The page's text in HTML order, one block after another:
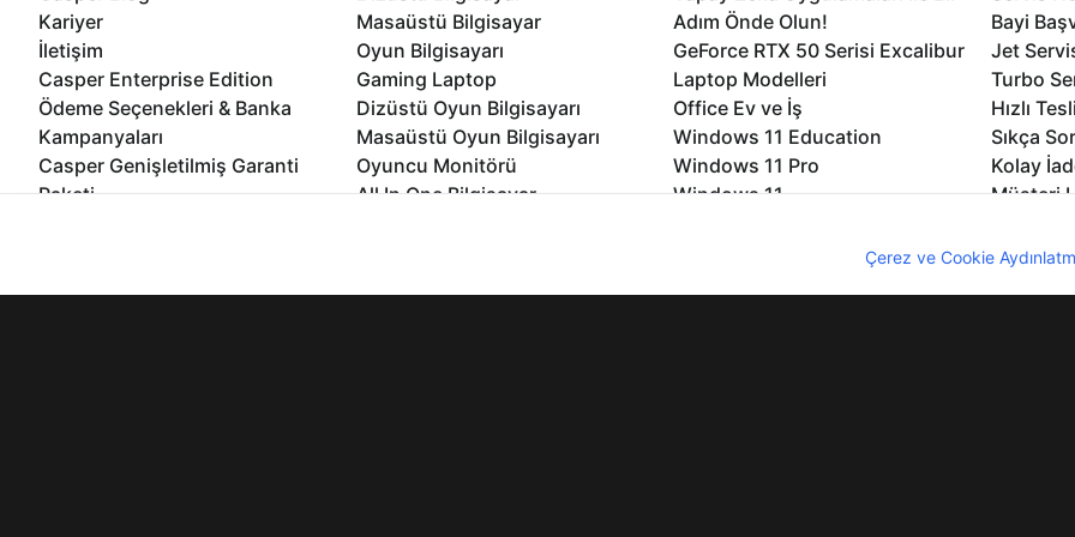
Kariyer
İletişim
Casper Enterprise Edition
Ödeme Seçenekleri & Banka
Kampanyaları
Casper Genişletilmiş Garanti
Paketi
Masaüstü Bilgisayar
Oyun Bilgisayarı
Gaming Laptop
Dizüstü Oyun Bilgisayarı
Masaüstü Oyun Bilgisayarı
Oyuncu Monitörü
All In One Bilgisayar
Adım Önde Olun!
GeForce RTX 50 Serisi Excalibur
Laptop Modelleri
Office Ev ve İş
Windows 11 Education
Windows 11 Pro
Windows 11
Excalibur Duvar Kağıtları
Bayi
Jet
Turbo
Hızlı
Sıkça
Kolay
Müşteri
Logo ve
Çerez ve Cookie